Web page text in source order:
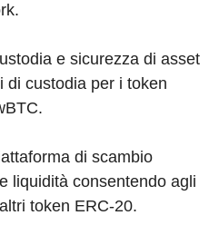
e sicurezza di asset
di custodia per i token
di scambio
liquidità consentendo agli
token ERC-20.